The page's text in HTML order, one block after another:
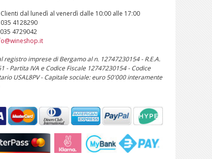
dal lunedì al venerdì dalle 10:00 alle 17:00
4128290
4729042
registro imprese di Bergamo al n. 12747230154 - R.E.A.
- Partita IVA e Codice Fiscale 12747230154 - Codice
USAL8PV - Capitale sociale: euro 50'000 interamente